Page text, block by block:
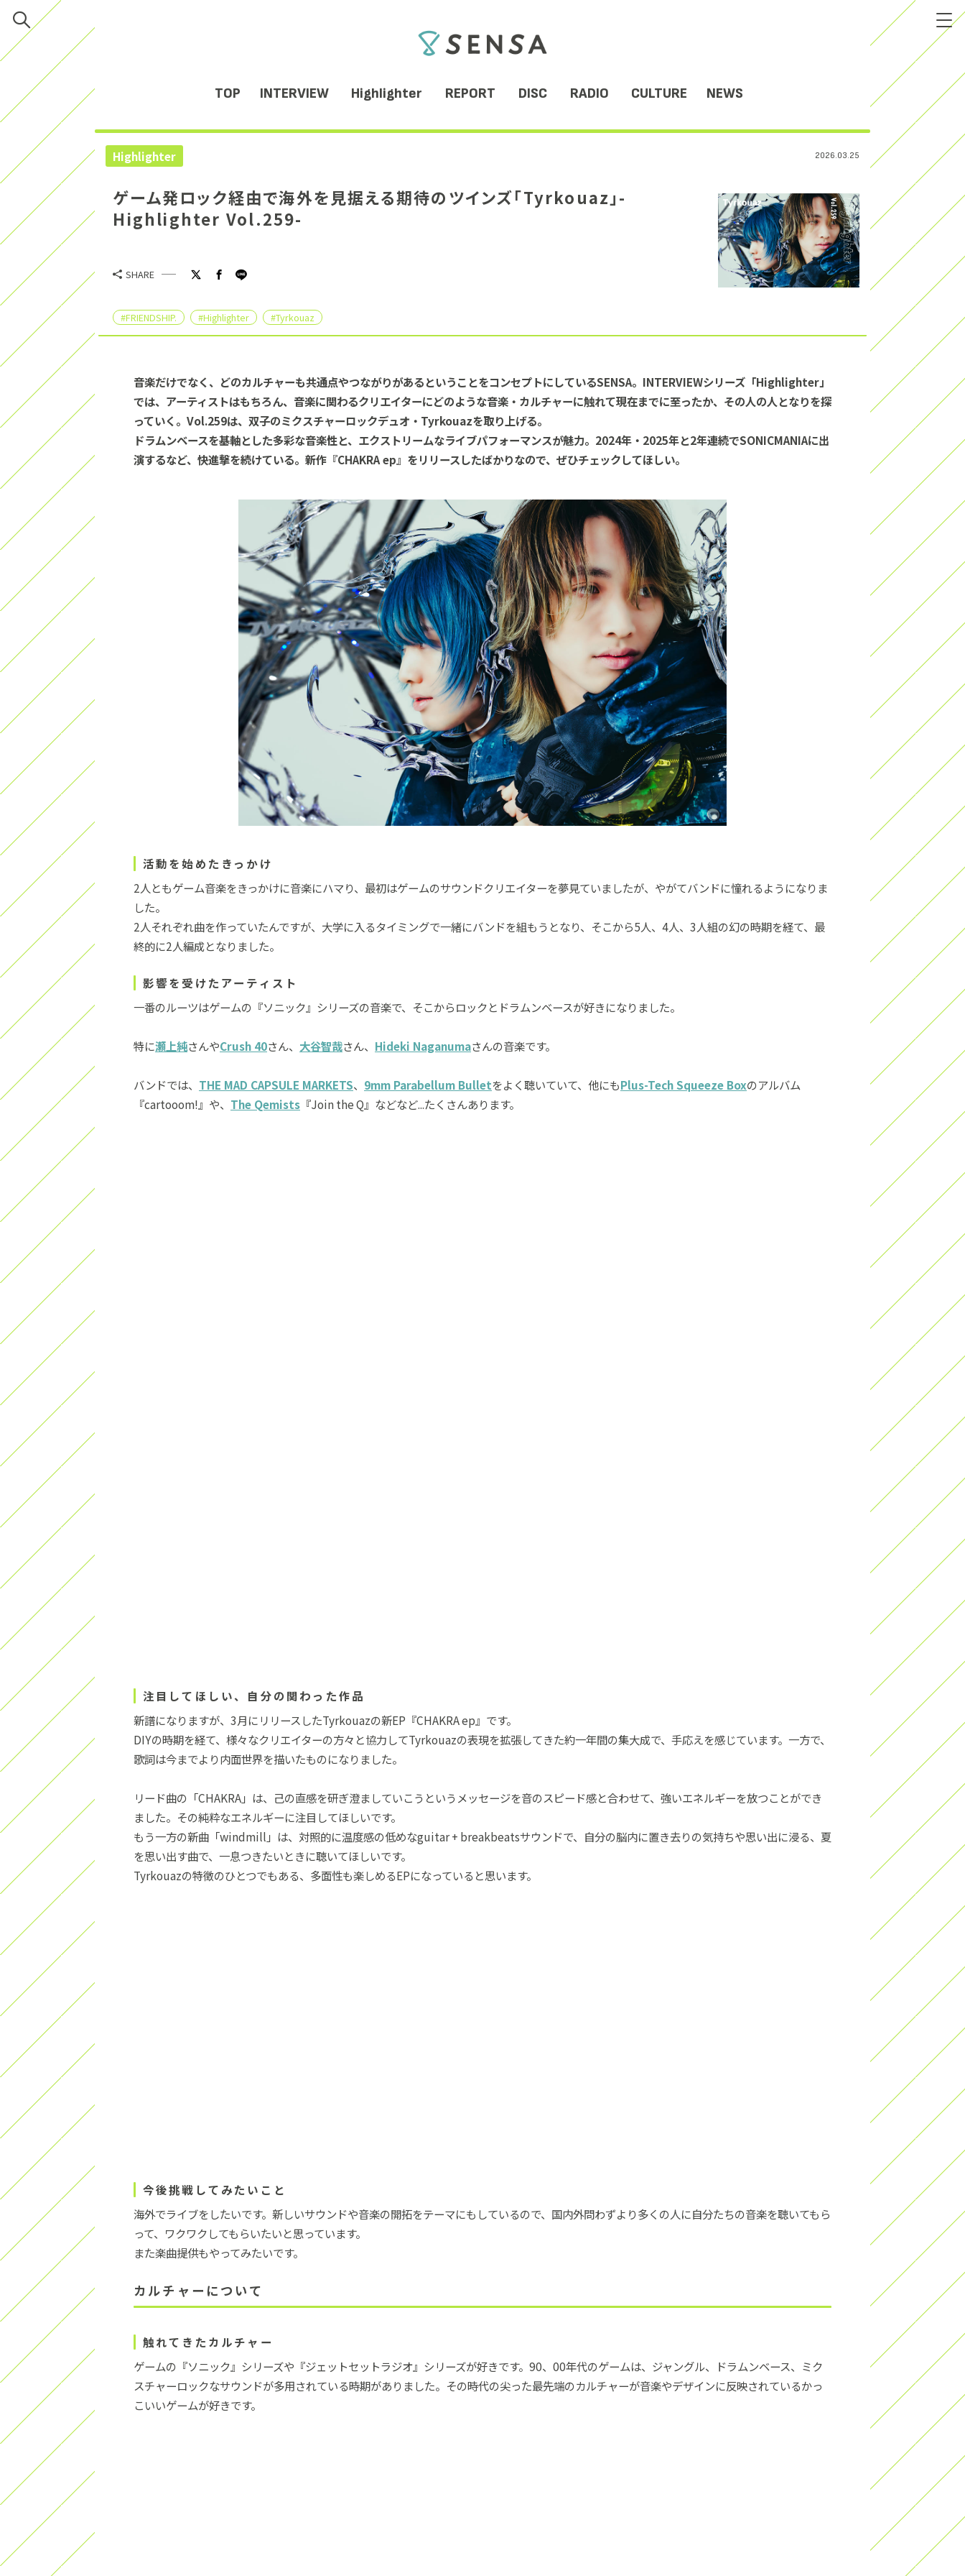
TOP INTERVIEW Highlighter REPORT DISC RADIO CULTURE NEWS
Highlighter 2026.03.25
ゲーム発ロック経由で海外を見据える期待のツインズ「Tyrkouaz」-
Highlighter Vol.259-
SHARE
#FRIENDSHIP. #Highlighter #Tyrkouaz
音楽だけでなく、どのカルチャーも共通点やつながりがあるということをコンセプトにしているSENSA。INTERVIEWシリーズ「Highlighter」
では、アーティストはもちろん、音楽に関わるクリエイターにどのような音楽・カルチャーに触れて現在までに至ったか、その人の人となりを探
っていく。Vol.259は、双子のミクスチャーロックデュオ・Tyrkouazを取り上げる。
ドラムンベースを基軸とした多彩な音楽性と、エクストリームなライブパフォーマンスが魅力。2024年・2025年と2年連続でSONICMANIAに出
演するなど、快進撃を続けている。新作『CHAKRA ep』をリリースしたばかりなので、ぜひチェックしてほしい。
活動を始めたきっかけ
2人ともゲーム音楽をきっかけに音楽にハマり、最初はゲームのサウンドクリエイターを夢見ていましたが、やがてバンドに憧れるようになりま
した。
2人それぞれ曲を作っていたんですが、大学に入るタイミングで一緒にバンドを組もうとなり、そこから5人、4人、3人組の幻の時期を経て、最
終的に2人編成となりました。
影響を受けたアーティスト
一番のルーツはゲームの『ソニック』シリーズの音楽で、そこからロックとドラムンベースが好きになりました。
特に瀬上純さんやCrush 40さん、 大谷智哉さん、 Hideki Naganumaさんの音楽です。
バンドでは、 THE MAD CAPSULE MARKETS、 9mm Parabellum Bulletをよく聴いていて、他にもPlus-Tech Squeeze Boxのアルバム
『cartooom!』や、 The Qemists 『Join the Q』などなど...たくさんあります。
注目してほしい、自分の関わった作品
新譜になりますが、3月にリリースしたTyrkouazの新EP『CHAKRA ep』です。
DIYの時期を経て、様々なクリエイターの方々と協力してTyrkouazの表現を拡張してきた約一年間の集大成で、手応えを感じています。一方で、
歌詞は今までより内面世界を描いたものになりました。
リード曲の「CHAKRA」は、己の直感を研ぎ澄ましていこうというメッセージを音のスピード感と合わせて、強いエネルギーを放つことができ
ました。その純粋なエネルギーに注目してほしいです。
もう一方の新曲「windmill」は、対照的に温度感の低めなguitar + breakbeatsサウンドで、自分の脳内に置き去りの気持ちや思い出に浸る、夏
を思い出す曲で、一息つきたいときに聴いてほしいです。
Tyrkouazの特徴のひとつでもある、多面性も楽しめるEPになっていると思います。
今後挑戦してみたいこと
海外でライブをしたいです。新しいサウンドや音楽の開拓をテーマにもしているので、国内外問わずより多くの人に自分たちの音楽を聴いてもら
って、ワクワクしてもらいたいと思っています。
また楽曲提供もやってみたいです。
カルチャーについて
触れてきたカルチャー
ゲームの『ソニック』シリーズや『ジェットセットラジオ』シリーズが好きです。90、00年代のゲームは、ジャングル、ドラムンベース、ミク
スチャーロックなサウンドが多用されている時期がありました。その時代の尖った最先端のカルチャーが音楽やデザインに反映されているかっ
こいいゲームが好きです。